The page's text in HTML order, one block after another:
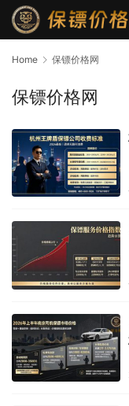
Home 保镖价格网
保镖价格网